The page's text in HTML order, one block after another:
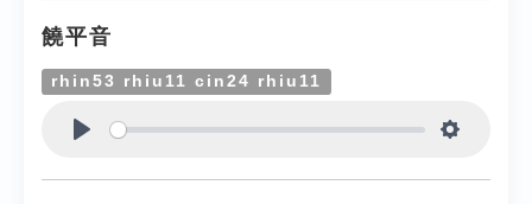
饒平音
rhin53 rhiu11 cin24 rhiu11